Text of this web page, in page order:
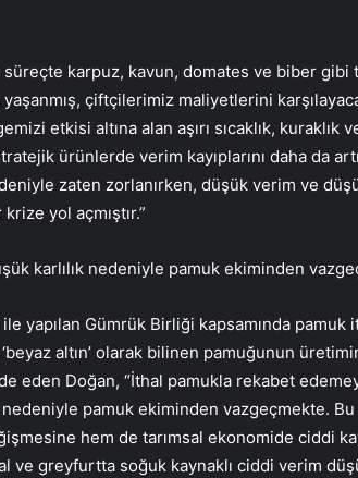
süreçte karpuz, kavun, domates ve biber gibi
yaşanmış, çiftçilerimiz maliyetlerini
etkisi altına alan aşırı sıcaklık,
ürünlerde verim kayıplarını daha da
zaten zorlanırken, düşük verim ve
yol açmıştır.”
karlılık nedeniyle pamuk ekiminden
yapılan Gümrük Birliği kapsamında pamuk
‘beyaz altın’ olarak bilinen pamuğunun
eden Doğan, “İthal pamukla rekabet
nedeniyle pamuk ekiminden vazgeçmekte.
hem de tarımsal ekonomide ciddi
ve greyfurtta soğuk kaynaklı ciddi verim